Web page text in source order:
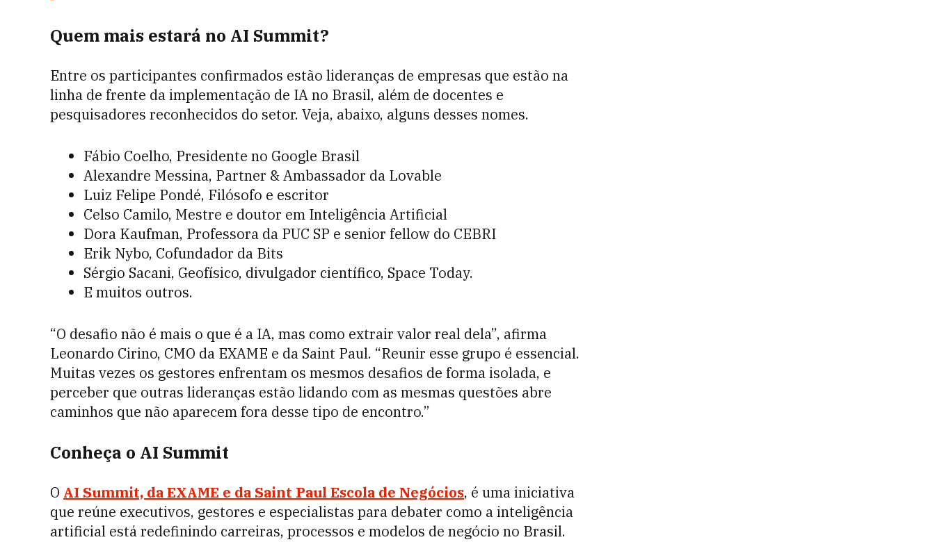
Quem mais estará no AI Summit?
Entre os participantes confirmados estão lideranças de empresas que estão na
linha de frente da implementação de IA no Brasil, além de docentes e
pesquisadores reconhecidos do setor. Veja, abaixo, alguns desses nomes.
Fábio Coelho, Presidente no Google Brasil
Alexandre Messina, Partner & Ambassador da Lovable
Luiz Felipe Pondé, Filósofo e escritor
Celso Camilo, Mestre e doutor em Inteligência Artificial
Dora Kaufman, Professora da PUC SP e senior fellow do CEBRI
Erik Nybo, Cofundador da Bits
Sérgio Sacani, Geofísico, divulgador científico, Space Today.
E muitos outros.
“O desafio não é mais o que é a IA, mas como extrair valor real dela”, afirma
Leonardo Cirino, CMO da EXAME e da Saint Paul. “Reunir esse grupo é essencial.
Muitas vezes os gestores enfrentam os mesmos desafios de forma isolada, e
perceber que outras lideranças estão lidando com as mesmas questões abre
caminhos que não aparecem fora desse tipo de encontro.”
Conheça o AI Summit
O AI Summit, da EXAME e da Saint Paul Escola de Negócios, é uma iniciativa
que reúne executivos, gestores e especialistas para debater como a inteligência
artificial está redefinindo carreiras, processos e modelos de negócio no Brasil.